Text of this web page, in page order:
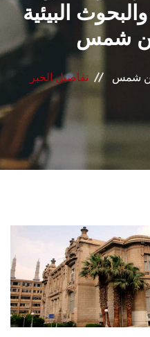
البحث العلمي
المراكز والوحدات
الأنظمة الذكية
الطلاب
هيئة التدريس
الدراسات العليا
البيئية
شمس
شمس تفاصيل الخبر